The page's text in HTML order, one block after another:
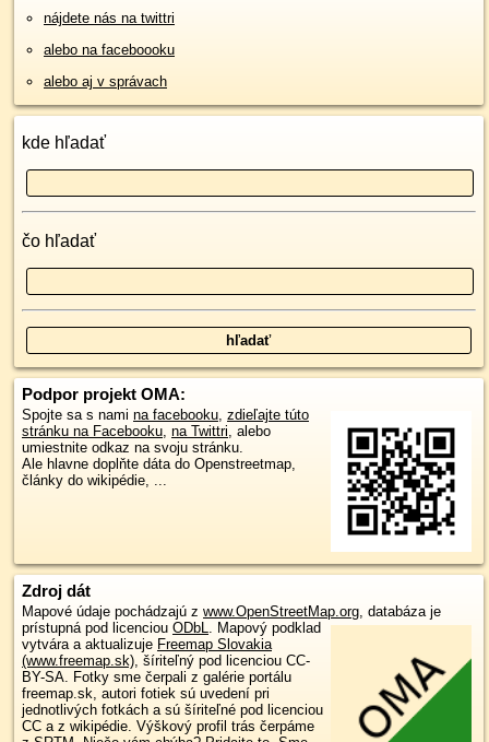
nájdete nás na twittri
alebo na faceboooku
alebo aj v správach
kde hľadať
čo hľadať
Podpor projekt OMA:
Spojte sa s nami na facebooku, zdieľajte túto
stránku na Facebooku, na Twittri, alebo
umiestnite odkaz na svoju stránku.
Ale hlavne doplňte dáta do Openstreetmap,
články do wikipédie, ...
Zdroj dát
Mapové údaje pochádzajú z www.OpenStreetMap.org, databáza je
prístupná pod licenciou ODbL. Mapový podklad
vytvára a aktualizuje Freemap Slovakia
(www.freemap.sk), šíriteľný pod licenciou CC-
BY-SA. Fotky sme čerpali z galérie portálu
freemap.sk, autori fotiek sú uvedení pri
jednotlivých fotkách a sú šíriteľné pod licenciou
CC a z wikipédie. Výškový profil trás čerpáme